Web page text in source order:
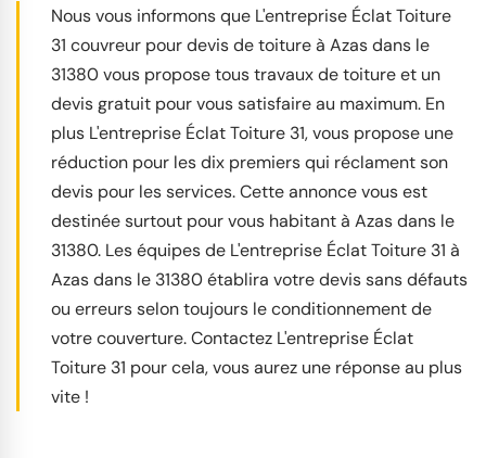
Nous vous informons que L'entreprise Éclat Toiture
31 couvreur pour devis de toiture à Azas dans le
31380 vous propose tous travaux de toiture et un
devis gratuit pour vous satisfaire au maximum. En
plus L'entreprise Éclat Toiture 31, vous propose une
réduction pour les dix premiers qui réclament son
devis pour les services. Cette annonce vous est
destinée surtout pour vous habitant à Azas dans le
31380. Les équipes de L'entreprise Éclat Toiture 31 à
Azas dans le 31380 établira votre devis sans défauts
ou erreurs selon toujours le conditionnement de
votre couverture. Contactez L'entreprise Éclat
Toiture 31 pour cela, vous aurez une réponse au plus
vite !